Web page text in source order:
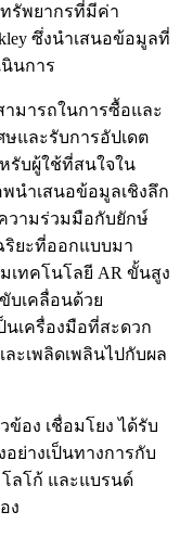
รัพยากรที่มีค่า
ซึ่งนำเสนอข้อมูลที่
นินการ
มารถในการซื้อและ
ษและรับการอัปเดต
รับผู้ใช้ที่สนใจใน
นำเสนอข้อมูลเชิงลึก
วามร่วมมือกับยักษ์
ริยะที่ออกแบบมา
เทคโนโลยี AR ขั้นสูง
บเคลื่อนด้วย
นเครื่องมือที่สะดวก
ะเพลิดเพลินไปกับผล
ข้อง เชื่อมโยง ได้รับ
ย่างเป็นทางการกับ
ลโก้ และแบรนด์
ง